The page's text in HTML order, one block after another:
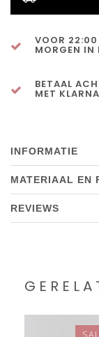
VOOR 22:00
MORGEN IN
BETAAL
MET KLARNA
INFORMATIE
MATERIAAL EN
REVIEWS